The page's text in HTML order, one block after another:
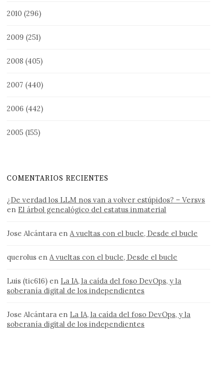
2010 (296)
2009 (251)
2008 (405)
2007 (440)
2006 (442)
2005 (155)
COMENTARIOS RECIENTES
¿De verdad los LLM nos van a volver estúpidos? – Versvs
en El árbol genealógico del estatus inmaterial
Jose Alcántara enA vueltas con el bucle, Desde el bucle
querolus enA vueltas con el bucle, Desde el bucle
Luis (tic616) en La IA, la caída del foso DevOps, y la
soberanía digital de los independientes
Jose Alcántara en La IA, la caída del foso DevOps, y la
soberanía digital de los independientes